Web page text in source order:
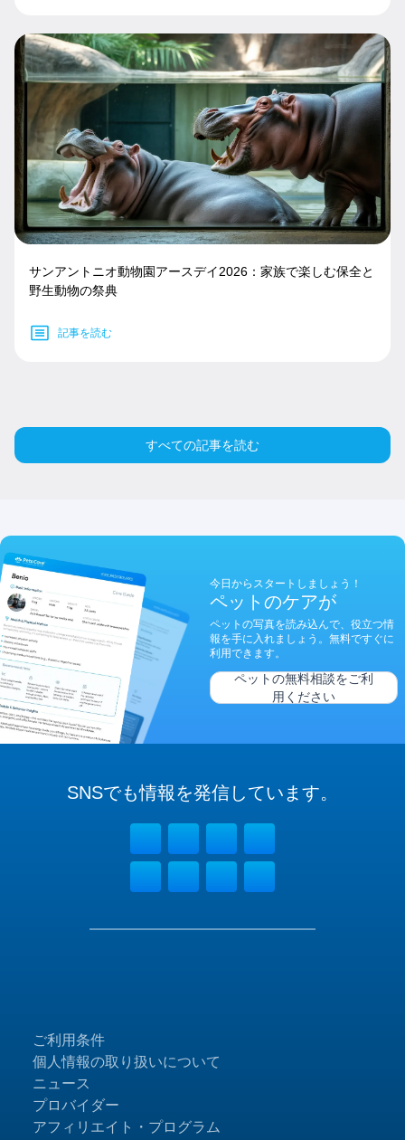
サンアントニオ動物園アースデイ2026：家族で楽しむ保全と
野生動物の祭典
記事を読む
すべての記事を読む
今日からスタートしましょう！
ペットのケアが
ペットの写真を読み込んで、役立つ情
報を手に入れましょう。無料ですぐに
利用できます。
ペットの無料相談をご利
用ください
ご利用条件
個人情報の取り扱いについて
ニュース
プロバイダー
アフィリエイト・プログラム
SNSでも情報を発信しています。